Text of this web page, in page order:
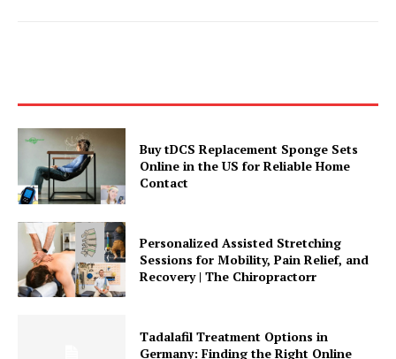
Buy tDCS Replacement Sponge Sets
Online in the US for Reliable Home
Contact
Personalized Assisted Stretching
Sessions for Mobility, Pain Relief, and
Recovery | The Chiropractorr
Tadalafil Treatment Options in
Germany: Finding the Right Online